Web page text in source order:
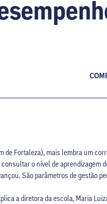
de Fortaleza), mais lembra um
o nível de aprendizagem
São parâmetros de gestão
a diretora da escola, Maria